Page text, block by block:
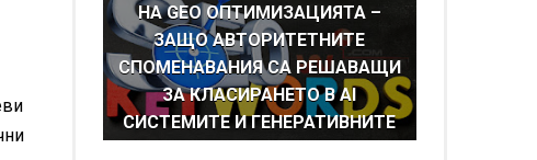
НА GEO ОПТИМИЗАЦИЯТА –
ЗАЩО АВТОРИТЕТНИТЕ
СПОМЕНАВАНИЯ СА РЕШАВАЩИ
ЗА КЛАСИРАНЕТО В AI
СИСТЕМИТЕ И ГЕНЕРАТИВНИТЕ